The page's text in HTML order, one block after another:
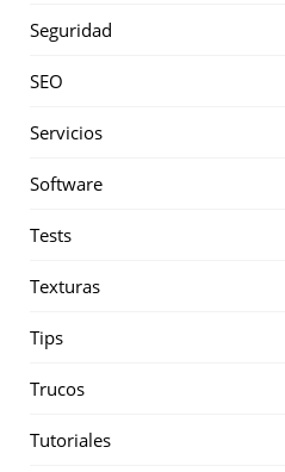
Seguridad
SEO
Servicios
Software
Tests
Texturas
Tips
Trucos
Tutoriales